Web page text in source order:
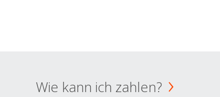
Wie kann ich zahlen?